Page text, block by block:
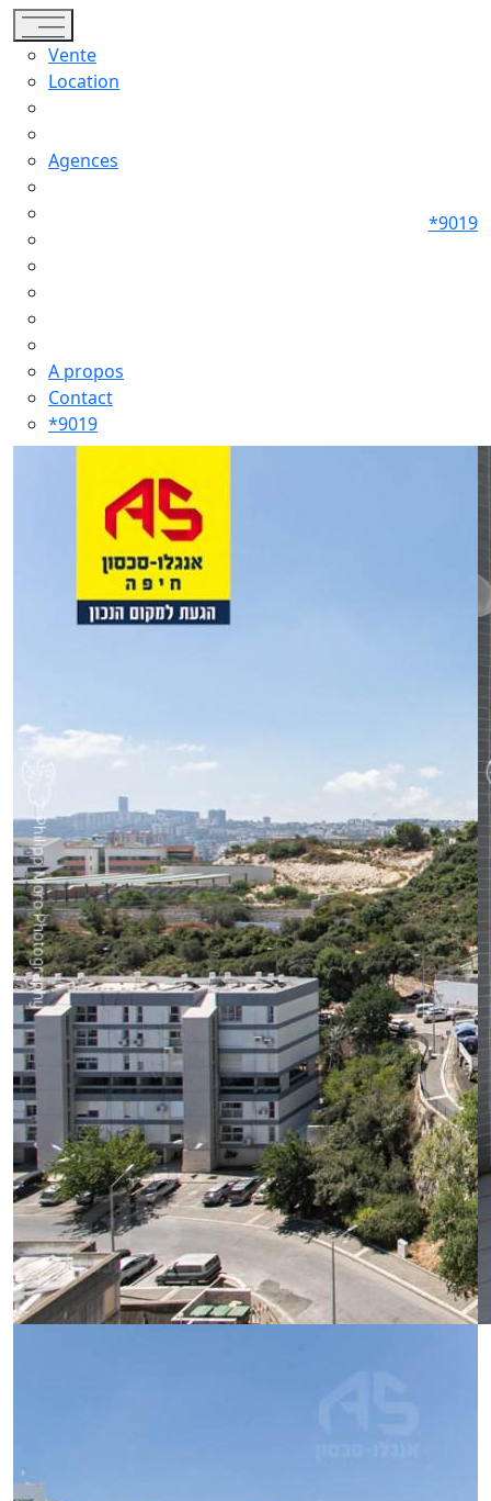
Toggle navigation
Vente
Location
Agences
A propos
Contact
*9019
*9019